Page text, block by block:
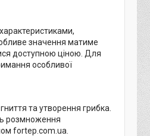
значення матиме
доступною ціною. Для
особливої
та утворення грибка.
розмноження
fortep.com.ua.